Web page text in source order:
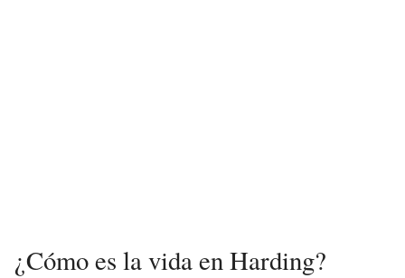
¿Cómo es la vida en Harding?